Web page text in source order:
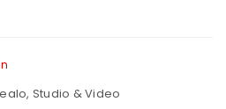
, Studio & Video